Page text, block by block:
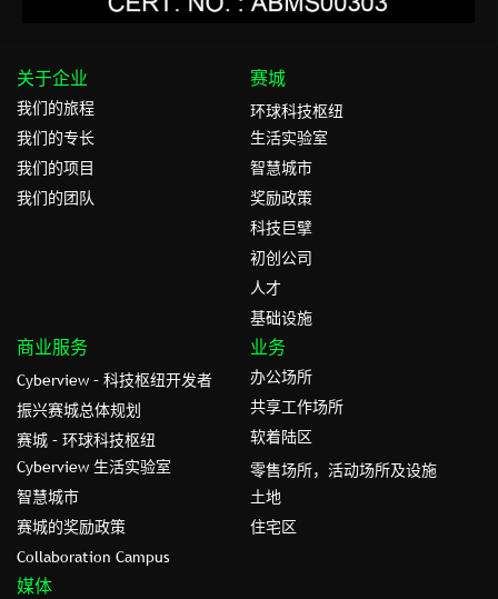
关于企业
我们的旅程
我们的专⻓
我们的项目
我们的团队
赛城
环球科技枢纽
生活实验室
智慧城市
奖励政策
科技巨擘
初创公司
人才
基础设施
商业服务
Cyberview – 科技枢纽开发者
振兴赛城总体规划
赛城 – 环球科技枢纽
Cyberview 生活实验室
智慧城市
赛城的奖励政策
Collaboration Campus
业务
办公场所
共享工作场所
软着陆区
零售场所，活动场所及设施
土地
住宅区
媒体